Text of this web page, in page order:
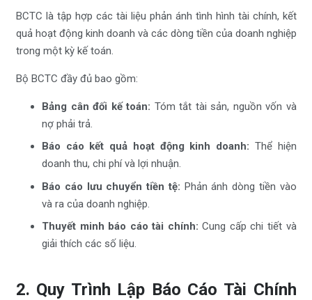
BCTC là tập hợp các tài liệu phản ánh tình hình tài chính, kết
quả hoạt động kinh doanh và các dòng tiền của doanh nghiệp
trong một kỳ kế toán.
Bộ BCTC đầy đủ bao gồm:
Bảng cân đối kế toán: Tóm tắt tài sản, nguồn vốn và
nợ phải trả.
Báo cáo kết quả hoạt động kinh doanh: Thể hiện
doanh thu, chi phí và lợi nhuận.
Báo cáo lưu chuyển tiền tệ: Phản ánh dòng tiền vào
và ra của doanh nghiệp.
Thuyết minh báo cáo tài chính: Cung cấp chi tiết và
giải thích các số liệu.
2. Quy Trình Lập Báo Cáo Tài Chính